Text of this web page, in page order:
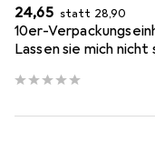
EUR
24,65 statt EUR
28,90
10er-
Lassen sie mich nicht